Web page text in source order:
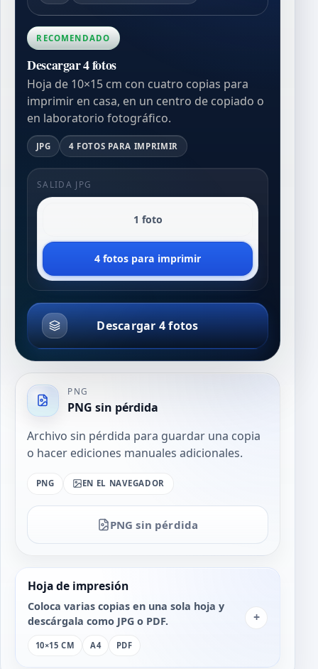
RECOMENDADO
Descargar 4 fotos
Hoja de 10×15 cm con cuatro copias para
imprimir en casa, en un centro de copiado o
en laboratorio fotográfico.
JPG 4 FOTOS PARA IMPRIMIR
SALIDA JPG
1 foto
4 fotos para imprimir
Descargar 4 fotos
PNG
PNG sin pérdida
Archivo sin pérdida para guardar una copia
o hacer ediciones manuales adicionales.
PNG EN EL NAVEGADOR
PNG sin pérdida
Hoja de impresión
Coloca varias copias en una sola hoja y
descárgala como JPG o PDF.
10×15 CM A4 PDF
+